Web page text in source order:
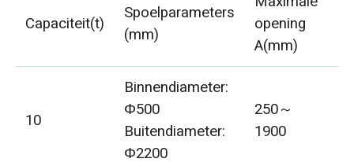
Capaciteit(t)
Spoelparameters
(mm)
opening
A(mm)
10
Binnendiameter:
Φ500
Buitendiameter:
Φ2200
250～
1900